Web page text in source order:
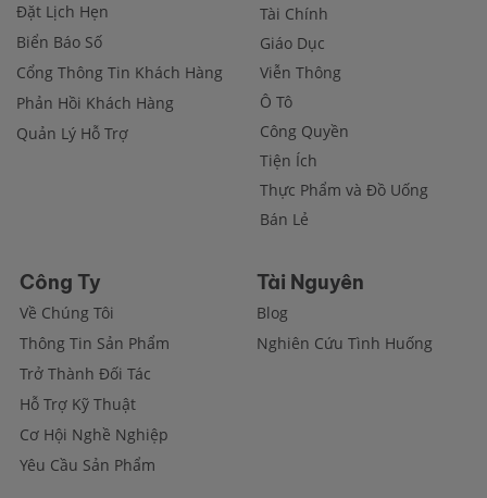
Đặt Lịch Hẹn
Biển Báo Số
Cổng Thông Tin Khách Hàng
Phản Hồi Khách Hàng
Quản Lý Hỗ Trợ
Tài Chính
Giáo Dục
Viễn Thông
Ô Tô
Công Quyền
Tiện Ích
Thực Phẩm và Đồ Uống
Bán Lẻ
Công Ty
Về Chúng Tôi
Thông Tin Sản Phẩm
Trở Thành Đối Tác
Hỗ Trợ Kỹ Thuật
Cơ Hội Nghề Nghiệp
Yêu Cầu Sản Phẩm
Tài Nguyên
Blog
Nghiên Cứu Tình Huống